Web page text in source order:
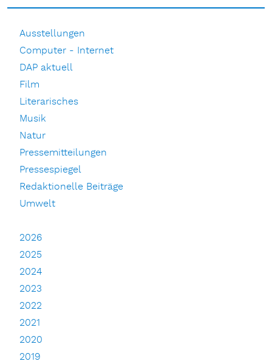
Ausstellungen
Computer - Internet
DAP aktuell
Film
Literarisches
Musik
Natur
Pressemitteilungen
Pressespiegel
Redaktionelle Beiträge
Umwelt
2026
2025
2024
2023
2022
2021
2020
2019